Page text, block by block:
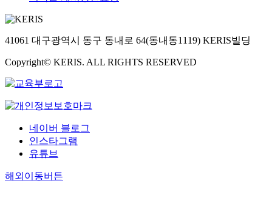
41061 대구광역시 동구 동내로 64(동내동1119) KERIS빌딩
Copyright© KERIS. ALL RIGHTS RESERVED
네이버 블로그
인스타그램
유튜브
해외이동버튼